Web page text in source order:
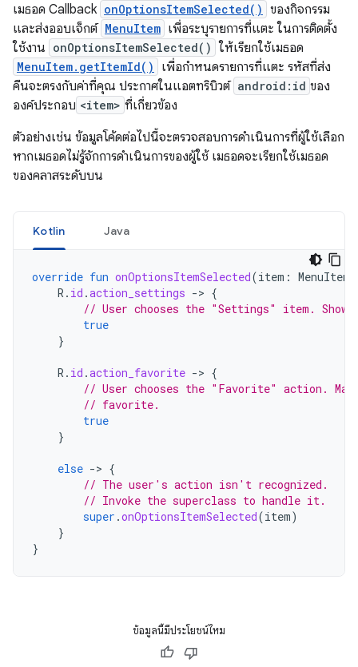
เมธอด Callback onOptionsItemSelected() ของกิจกรรม
และส่งออบเจ็กต์ MenuItem เพื่อระบุรายการที่แตะ ในการติดตั้ง
ใช้งาน onOptionsItemSelected() ให้เรียกใช้เมธอด
MenuItem.getItemId()
เพื่อกำหนดรายการที่แตะ รหัสที่ส่ง
คืนจะตรงกับค่าที่คุณ ประกาศในแอตทริบิวต์ android:id ของ
องค์ประกอบ <item> ที่เกี่ยวข้อง
ตัวอย่างเช่น ข้อมูลโค้ดต่อไปนี้จะตรวจสอบการดำเนินการที่ผู้ใช้เลือก
หากเมธอดไม่รู้จักการดำเนินการของผู้ใช้ เมธอดจะเรียกใช้เมธอด
ของคลาสระดับบน
Kotlin Java
override fun onOptionsItemSelected(item : MenuItem
R . id .action_settings -> {
// User chooses the "Settings" item.
true
}
R . id .action_favorite -> {
// User chooses the "Favorite" action.
// favorite.
true
}
else -> {
// The user's action isn't recognized.
// Invoke the superclass to handle it.
super .onOptionsItemSelected(item)
}
}
ข้อมูลนี้มีประโยชน์ไหม